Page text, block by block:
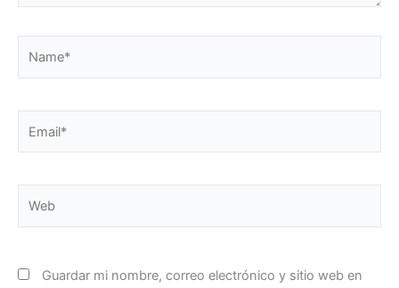
Guardar mi nombre, correo electrónico y sitio web en